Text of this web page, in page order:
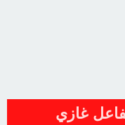
غازي